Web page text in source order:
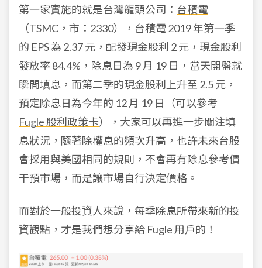
第一家實施的就是台灣龍頭公司： 台積電
（TSMC，市：2330），台積電 2019 年第一季
的 EPS 為 2.37 元，配發現金股利 2 元，現金股利
發放率 84.4%，除息日為 9 月 19 日，當天開盤就
瞬間填息，而第二季的現金股利上升至 2.5 元，
預定除息日為今年的 12 月 19 日（可以參考
Fugle 股利政策卡），大家可以再進一步關注填
息狀況，隨著除權息的頻次升高，也許未來台股
會採用與美國相同的規則，不會再有除息參考價
干預市場，而是讓市場自行決定價格。
而對於一般投資人來說，每季除息所帶來新的投
資觀點，才是我們想分享給 Fugle 用戶的！